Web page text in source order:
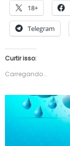
18+
Telegram
Curtir isso:
Carregando...